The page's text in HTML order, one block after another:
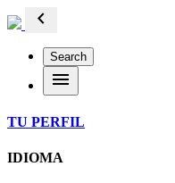
chevron_left
Search
menu
TU PERFIL
IDIOMA